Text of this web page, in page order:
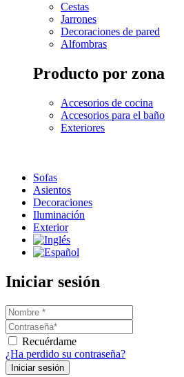
Cestas
Jarrones
Decoraciones de pared
Alfombras
Producto por zona
Accesorios de cocina
Accesorios para el baño
Exteriores
Sofas
Asientos
Decoraciones
Iluminación
Exterior
Iniciar sesión
Recuérdame
¿Ha perdido su contraseña?